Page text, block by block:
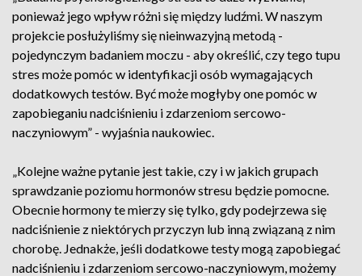
ponieważ jego wpływ różni się między ludźmi. W naszym
projekcie posłużyliśmy się nieinwazyjną metodą -
pojedynczym badaniem moczu - aby określić, czy tego tupu
stres może pomóc w identyfikacji osób wymagających
dodatkowych testów. Być może mogłyby one pomóc w
zapobieganiu nadciśnieniu i zdarzeniom sercowo-
naczyniowym” - wyjaśnia naukowiec.
„Kolejne ważne pytanie jest takie, czy i w jakich grupach
sprawdzanie poziomu hormonów stresu będzie pomocne.
Obecnie hormony te mierzy się tylko, gdy podejrzewa się
nadciśnienie z niektórych przyczyn lub inną związaną z nim
chorobę. Jednakże, jeśli dodatkowe testy mogą zapobiegać
nadciśnieniu i zdarzeniom sercowo-naczyniowym, możemy